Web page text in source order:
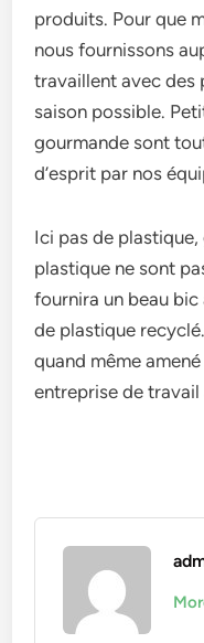
produits. Pour que
nous fournissons
travaillent avec des
saison possible.
gourmande sont
d’esprit par nos
Ici pas de
plastique ne sont
fournira un beau
de plastique
quand même
entreprise de travail